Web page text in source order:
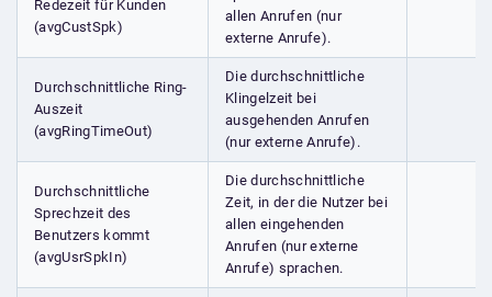
Redezeit für Kunden
(avgCustSpk)
allen Anrufen (nur
externe Anrufe).
Durchschnittliche Ring-
Auszeit
(avgRingTimeOut)
Die durchschnittliche
Klingelzeit bei
ausgehenden Anrufen
(nur externe Anrufe).
Durchschnittliche
Sprechzeit des
Benutzers kommt
(avgUsrSpkIn)
Die durchschnittliche
Zeit, in der die Nutzer bei
allen eingehenden
Anrufen (nur externe
Anrufe) sprachen.